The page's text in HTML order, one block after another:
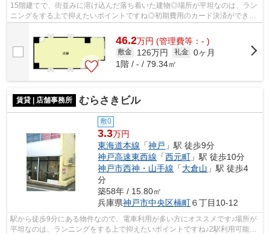
15階建てで、街並みに溶け込んだ落ち着いた建物◎場所が平坦なのは、ラン
ニングをする上で抑えたいポイントですね◎初期費用のカード決済ができま
46.2万円 (管理費等：- )
敷金 126万円 礼金 0ヶ月
1階 / - / 79.34㎡
賃貸 | 店舗事務所 むらさきビル
敷0
3.3万円
東海道本線 「神戸 」駅 徒歩9分
神戸高速東西線 「西元町 」駅 徒歩10分
神戸市西神・山手線 「大倉山 」駅 徒歩4
分
築58年 / 15.80㎡
兵庫県神戸市中央区楠町６丁目10-12
駅から徒歩9分にある物件なので、電車利用が多い方にオススメです♪場所が
平坦なのは、ランニングをする上で抑えたいポイントですね♪2駅利用可能な